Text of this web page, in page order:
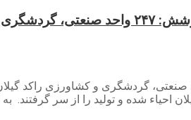
احیا شد
احیاء شده و تولید را از سر گرفتند.